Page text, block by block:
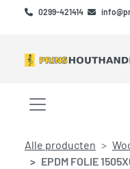
0299-421414
Menu openen/
Alle producten
EPDM FOLIE